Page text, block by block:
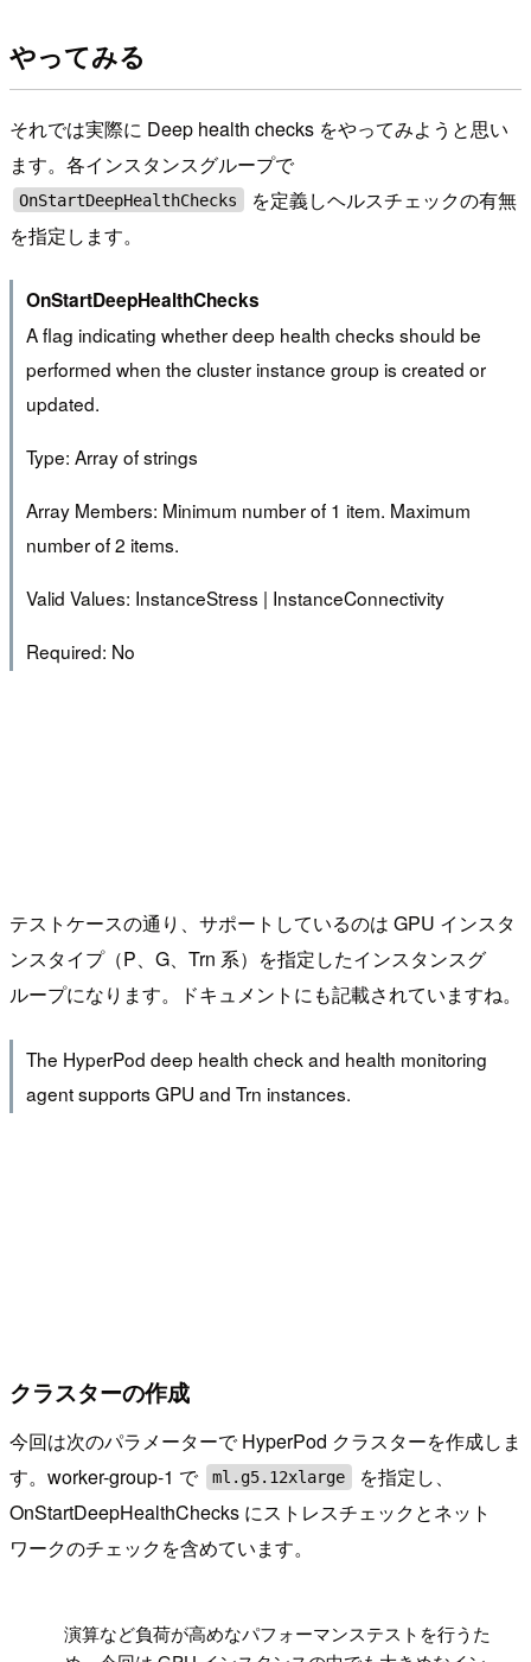
やってみる
それでは実際に Deep health checks をやってみようと思い
ます。各インスタンスグループで
OnStartDeepHealthChecks
を定義しヘルスチェックの有無
を指定します。
OnStartDeepHealthChecks
A flag indicating whether deep health checks should be
performed when the cluster instance group is created or
updated.
Type: Array of strings
Array Members: Minimum number of 1 item. Maximum
number of 2 items.
Valid Values: InstanceStress | InstanceConnectivity
Required: No
テストケースの通り、サポートしているのは GPU インスタ
ンスタイプ（P、G、Trn 系）を指定したインスタンスグ
ループになります。ドキュメントにも記載されていますね。
The HyperPod deep health check and health monitoring
agent supports GPU and Trn instances.
クラスターの作成
今回は次のパラメーターで HyperPod クラスターを作成しま
す。worker-group-1 で
ml.g5.12xlarge
を指定し、
OnStartDeepHealthChecks にストレスチェックとネット
ワークのチェックを含めています。
演算など負荷が高めなパフォーマンステストを行うた